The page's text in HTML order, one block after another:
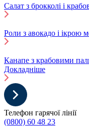
Салат з брокколі і
Роли з авокадо і ікрою
Канапе з крабовими
Докладніше
Телефон гарячої лінії
(0800) 60 48 23